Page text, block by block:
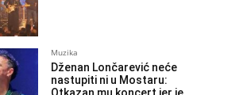
Muzika
Dženan Lončarević neće
nastupiti ni u Mostaru: